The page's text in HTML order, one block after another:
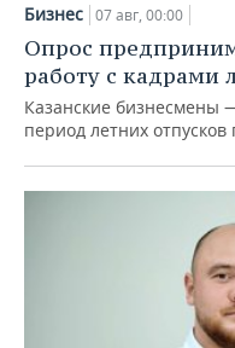
Бизнес 07 авг, 00:00
Опрос
работу с кадрами
Казанские бизнесмены
период летних отпусков